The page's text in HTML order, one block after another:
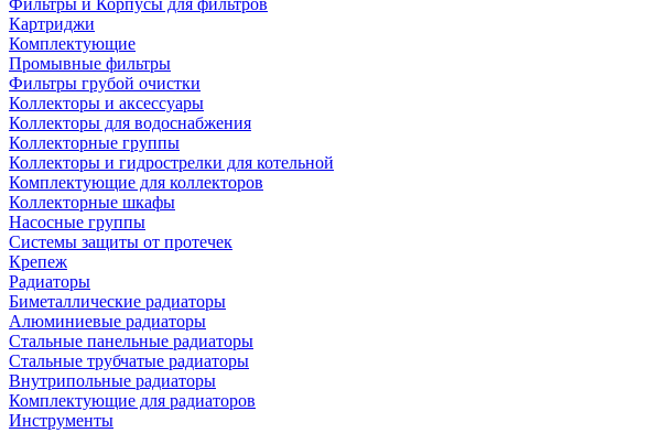
Фильтры и Корпусы для фильтров
Картриджи
Комплектующие
Промывные фильтры
Фильтры грубой очистки
Коллекторы и аксессуары
Коллекторы для водоснабжения
Коллекторные группы
Коллекторы и гидрострелки для котельной
Комплектующие для коллекторов
Коллекторные шкафы
Насосные группы
Системы защиты от протечек
Крепеж
Радиаторы
Биметаллические радиаторы
Алюминиевые радиаторы
Стальные панельные радиаторы
Стальные трубчатые радиаторы
Внутрипольные радиаторы
Комплектующие для радиаторов
Инструменты